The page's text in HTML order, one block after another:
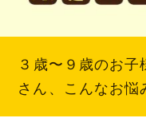
３ 歳〜 ９ 歳のお子
さん、こんなお悩